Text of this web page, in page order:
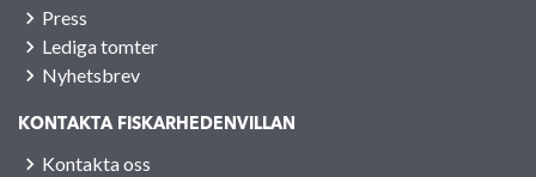
Press
Lediga tomter
Nyhetsbrev
KONTAKTA FISKARHEDENVILLAN
Kontakta oss